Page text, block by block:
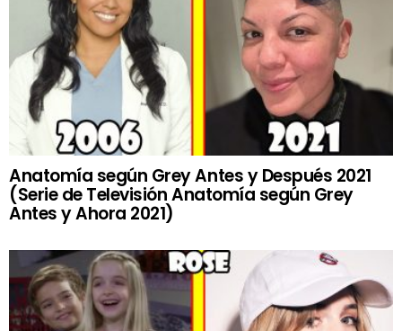
Anatomía según Grey Antes y Después 2021
(Serie de Televisión Anatomía según Grey
Antes y Ahora 2021)